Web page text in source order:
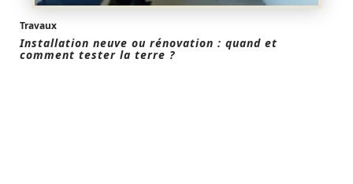
Travaux
Installation neuve ou rénovation : quand et
comment tester la terre ?